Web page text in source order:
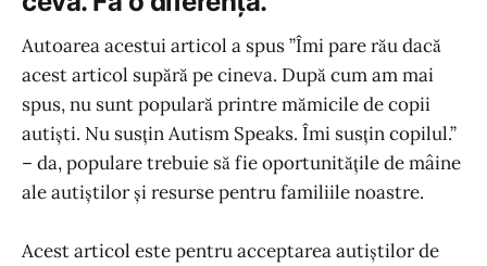
Autoarea acestui articol a spus ”Îmi pare rău dacă
acest articol supără pe cineva. După cum am mai
spus, nu sunt populară printre mămicile de copii
autiști. Nu susțin Autism Speaks. Îmi susțin copilul.”
– da, populare trebuie să fie oportunitățile de mâine
ale autiștilor și resurse pentru familiile noastre.
Acest articol este pentru acceptarea autiștilor de